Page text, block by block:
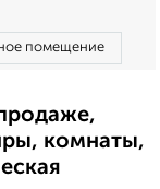
помещение
комнаты,